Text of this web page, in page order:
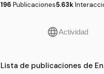
196 Publicaciones5.63k
languageActividad
Lista de publicaciones de